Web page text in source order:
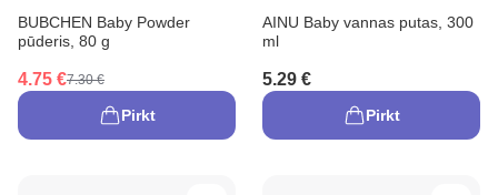
BUBCHEN Baby Powder
pūderis, 80 g
4.75 €7.30 €
Pirkt
AINU Baby vannas putas, 300
ml
5.29 €
Pirkt